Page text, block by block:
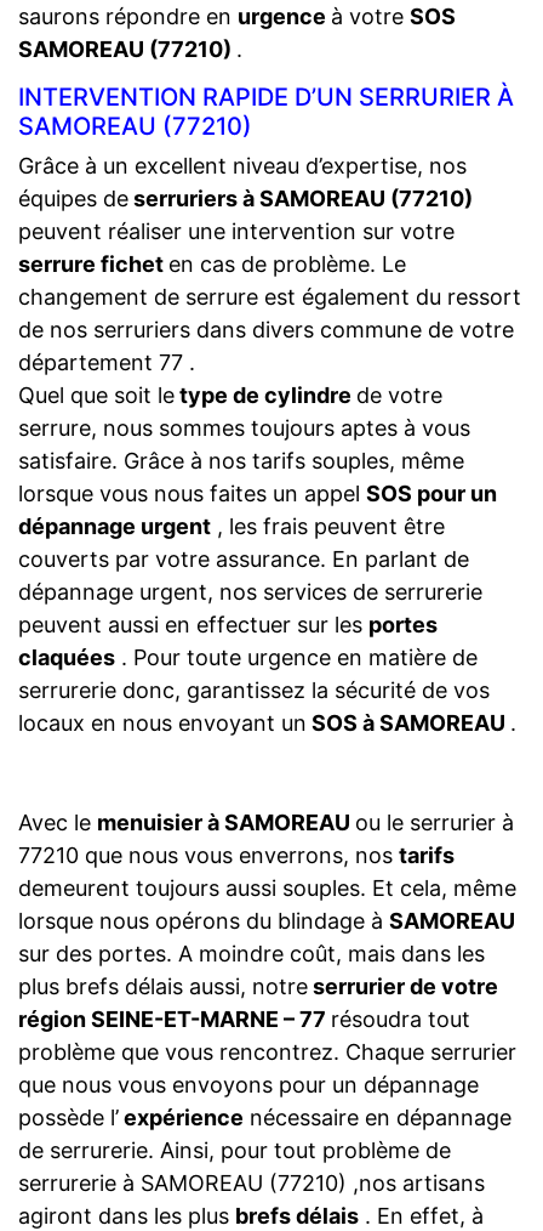
saurons répondre en urgence à votre SOS
SAMOREAU (77210) .
INTERVENTION RAPIDE D’UN SERRURIER À
SAMOREAU (77210)
Grâce à un excellent niveau d’expertise, nos
équipes deserruriers à SAMOREAU (77210)
peuvent réaliser une intervention sur votre
serrure fichet en cas de problème. Le
changement de serrure est également du ressort
de nos serruriers dans divers commune de votre
département 77 .
Quel que soit letype de cylindre de votre
serrure, nous sommes toujours aptes à vous
satisfaire. Grâce à nos tarifs souples, même
lorsque vous nous faites un appel SOS pour un
dépannage urgent , les frais peuvent être
couverts par votre assurance. En parlant de
dépannage urgent, nos services de serrurerie
peuvent aussi en effectuer sur les portes
claquées . Pour toute urgence en matière de
serrurerie donc, garantissez la sécurité de vos
locaux en nous envoyant un SOS à SAMOREAU .
Avec le menuisier à SAMOREAU ou le serrurier à
77210 que nous vous enverrons, nos tarifs
demeurent toujours aussi souples. Et cela, même
lorsque nous opérons du blindage à SAMOREAU
sur des portes. A moindre coût, mais dans les
plus brefs délais aussi, notreserrurier de votre
région SEINE-ET-MARNE – 77 résoudra tout
problème que vous rencontrez. Chaque serrurier
que nous vous envoyons pour un dépannage
possède l’expérience nécessaire en dépannage
de serrurerie. Ainsi, pour tout problème de
serrurerie à SAMOREAU (77210) ,nos artisans
agiront dans les plus brefs délais . En effet, à